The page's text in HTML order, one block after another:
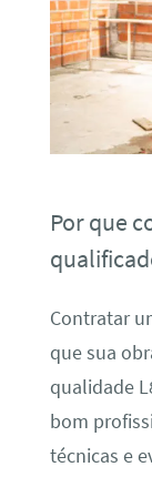
Por que
Contratar
que sua
qualidade
bom
técnicas e